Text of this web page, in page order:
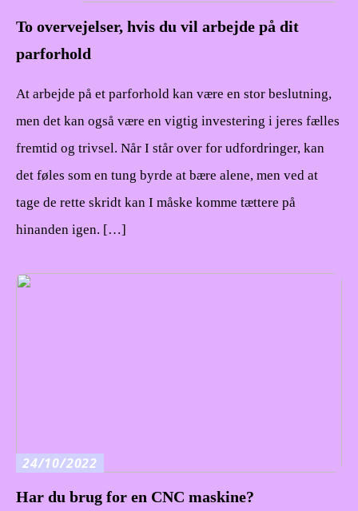
To overvejelser, hvis du vil arbejde på dit
parforhold
At arbejde på et parforhold kan være en stor beslutning,
men det kan også være en vigtig investering i jeres fælles
fremtid og trivsel. Når I står over for udfordringer, kan
det føles som en tung byrde at bære alene, men ved at
tage de rette skridt kan I måske komme tættere på
hinanden igen. […]
24/10/2022
Har du brug for en CNC maskine?